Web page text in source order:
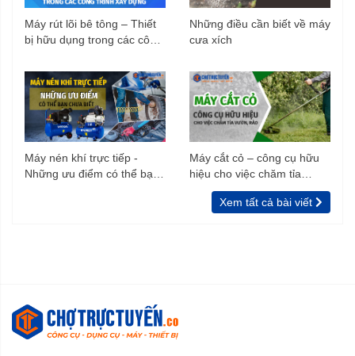
Máy rút lõi bê tông – Thiết
bị hữu dụng trong các công
Những điều cần biết về máy
cưa xích
Máy nén khí trực tiếp -
Những ưu điểm có thể bạn
Máy cắt cỏ – công cụ hữu
hiệu cho việc chăm tỉa
vườn, rào
Xem tất cả bài viết